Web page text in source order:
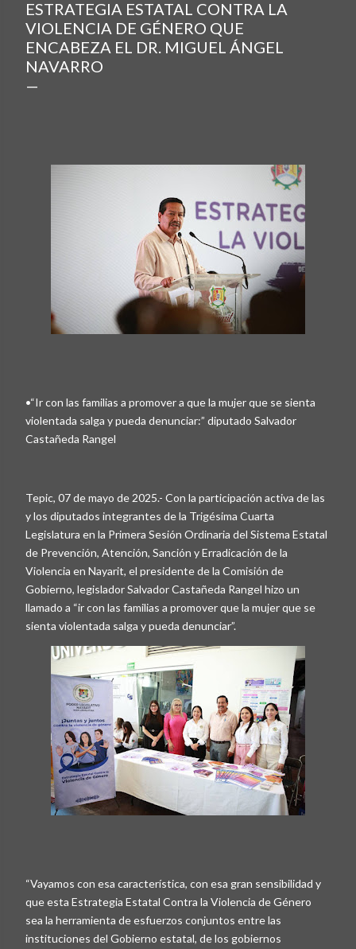
ESTRATEGIA ESTATAL CONTRA LA
VIOLENCIA DE GÉNERO QUE
ENCABEZA EL DR. MIGUEL ÁNGEL
NAVARRO
•“Ir con las familias a promover a que la mujer que se sienta
violentada salga y pueda denunciar:” diputado Salvador
Castañeda Rangel
Tepic, 07 de mayo de 2025.- Con la participación activa de las
y los diputados integrantes de la Trigésima Cuarta
Legislatura en la Primera Sesión Ordinaria del Sistema Estatal
de Prevención, Atención, Sanción y Erradicación de la
Violencia en Nayarit, el presidente de la Comisión de
Gobierno, legislador Salvador Castañeda Rangel hizo un
llamado a “ir con las familias a promover que la mujer que se
sienta violentada salga y pueda denunciar”.
“Vayamos con esa característica, con esa gran sensibilidad y
que esta Estrategia Estatal Contra la Violencia de Género
sea la herramienta de esfuerzos conjuntos entre las
instituciones del Gobierno estatal, de los gobiernos